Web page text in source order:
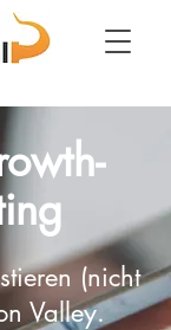
(nicht
Valley.